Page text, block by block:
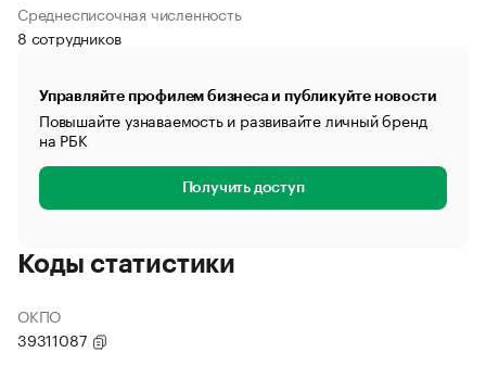
Среднесписочная численность
8 сотрудников
Управляйте профилем бизнеса и публикуйте новости
Повышайте узнаваемость и развивайте личный бренд
на РБК
Получить доступ
Коды статистики
ОКПО
39311087